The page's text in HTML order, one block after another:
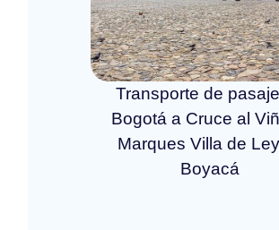
Transporte de
Bogotá a Cruce al
Marques Villa de
Boyacá